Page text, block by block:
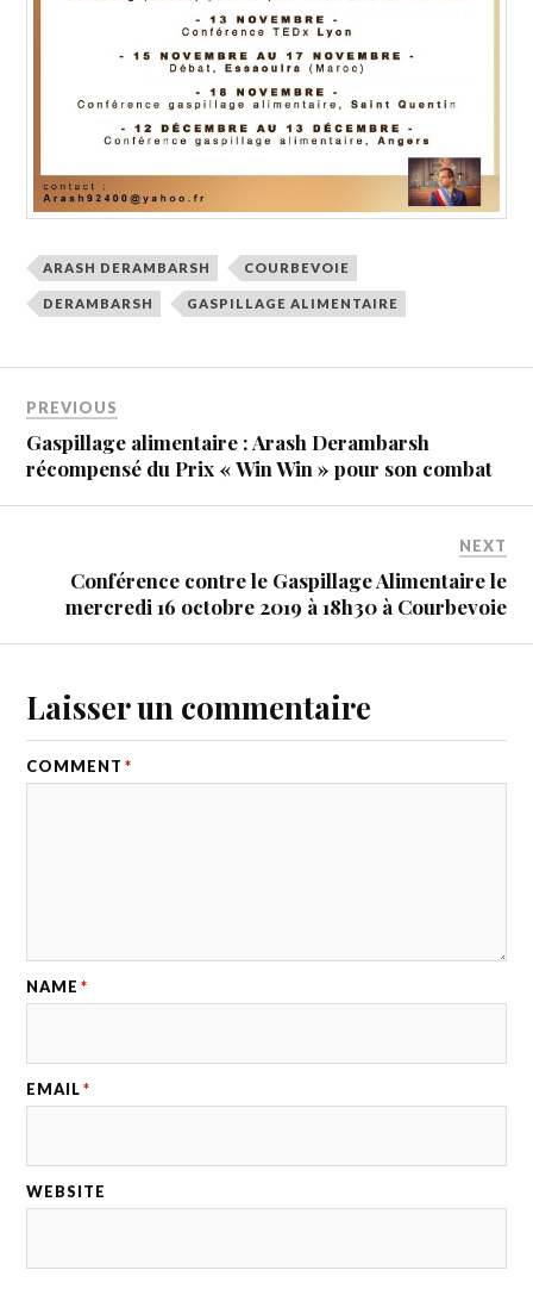
ARASH DERAMBARSH COURBEVOIE
DERAMBARSH GASPILLAGE ALIMENTAIRE
PREVIOUS
Gaspillage alimentaire : Arash Derambarsh
récompensé du Prix « Win Win » pour son combat
NEXT
Conférence contre le Gaspillage Alimentaire le
mercredi 16 octobre 2019 à 18h30 à Courbevoie
Laisser un commentaire
COMMENT *
NAME *
EMAIL *
WEBSITE